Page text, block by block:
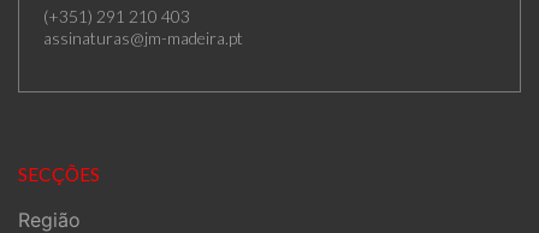
(+351) 291 210 403
assinaturas@jm-madeira.pt
SECÇÕES
Região